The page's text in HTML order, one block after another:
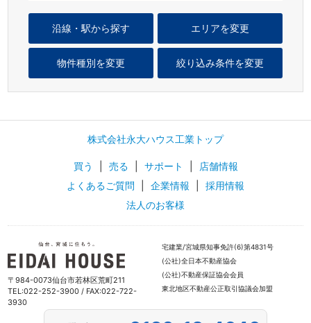
エリアを変更
沿線・駅から探す
物件種別を変更 絞り込み条件を変更
株式会社永大ハウス工業トップ
買う 売る サポート
店舗情報
よくあるご質問
企業情報
採用情報
法人のお客様
〒984-0073仙台市若林区荒町211
TEL:022-252-3900 / FAX:022-722-
3930
宅建業/宮城県知事免許(6)第4831号
(公社)全日本不動産協会
(公社)不動産保証協会会員
東北地区不動産公正取引協議会加盟